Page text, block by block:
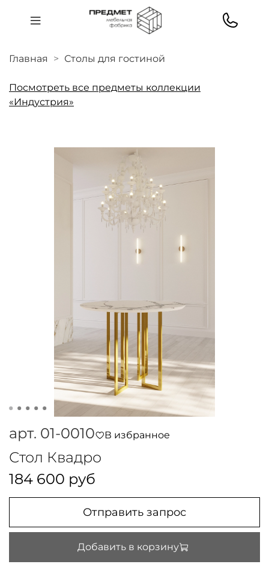
Главная Столы для гостиной
Посмотреть все предметы коллекции
«Индустрия»
арт. 01-0010 В избранное
Стол Квадро
184 600 руб
Отправить запрос
Добавить в корзину